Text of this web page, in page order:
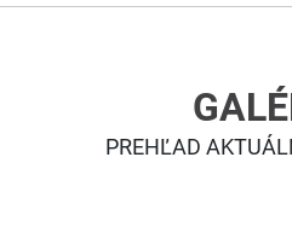
PREHĽAD